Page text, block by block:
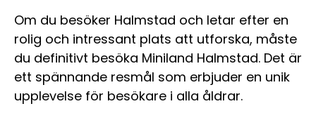
Om du besöker Halmstad och letar efter en
rolig och intressant plats att utforska, måste
du definitivt besöka Miniland Halmstad. Det är
ett spännande resmål som erbjuder en unik
upplevelse för besökare i alla åldrar.